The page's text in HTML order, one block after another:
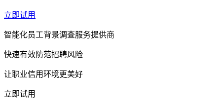
立即试用
智能化员工背景调查服务提供商
快速有效防范招聘风险
让职业信用环境更美好
立即试用